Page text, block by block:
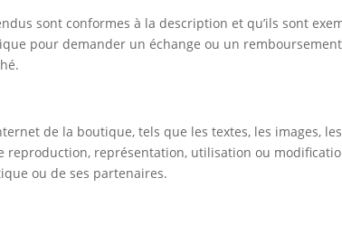
sont conformes à la description et qu’ils sont
pour demander un échange ou un
de la boutique, tels que les textes, les images,
reproduction, représentation, utilisation ou
ou de ses partenaires.